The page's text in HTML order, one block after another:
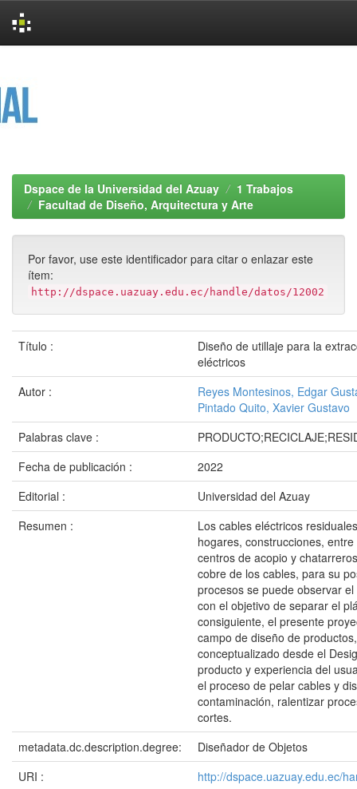
Dspace de la Universidad del Azuay
1 Trabajos
Facultad de Diseño, Arquitectura y Arte
Por favor, use este identificador para citar o enlazar este
ítem:
http://dspace.uazuay.edu.ec/handle/datos/12002
Título :
Diseño de utillaje para la
eléctricos
Autor :
Reyes Montesinos, Edgar
Pintado Quito, Xavier Gustavo
Palabras clave :
Fecha de publicación :
2022
Editorial :
Universidad del Azuay
Resumen :
Los cables eléctricos
hogares, construcciones,
centros de acopio y
cobre de los cables, para su
procesos se puede observar
con el objetivo de separar el
consiguiente, el presente
campo de diseño de
conceptualizado desde el
producto y experiencia del
el proceso de pelar cables y
contaminación, ralentizar
cortes.
metadata.dc.description.degree:
Diseñador de Objetos
URI :
http://dspace.uazuay.edu.ec/